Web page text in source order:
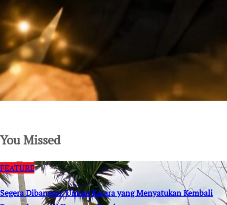
You Missed
FEATURE
Segera Dibangun: Umma Karara yang Menyatukan Kembali